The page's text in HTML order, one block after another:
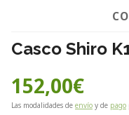
Casco Shiro
152,00€
Las modalidades de envío y de pago